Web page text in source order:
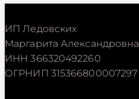
ИП Ледовских
Маргарита Александровна
ИНН 366320492260
ОГРНИП 315366800007297